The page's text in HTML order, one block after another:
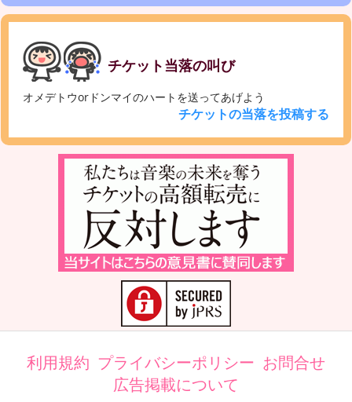
チケット当落の叫び
オメデトウorドンマイのハートを送ってあげよう
チケットの当落を投稿する
利用規約 プライバシーポリシー お問合せ
広告掲載について